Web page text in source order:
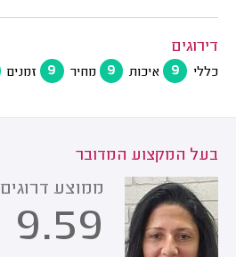
דירוגים
כללי 9 איכות 9 מחיר 9 זמנים
בעל המקצוע המדובר
ממוצע דרוגים
9.59